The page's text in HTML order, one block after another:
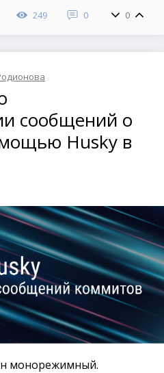
249 0 0
сообщений о
Husky в
монорежимный.